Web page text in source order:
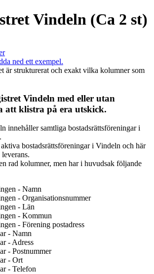
Vindeln (Ca 2 st)
ned ett exempel.
är strukturerat och exakt vilka kolumner som
Vindeln med eller utan
att klistra på era utskick.
innehåller samtliga bostadsrättsföreningar i
bostadsrättsföreningar i Vindeln och här
rad kolumner, men har i huvudsak följande
- Namn
- Organisationsnummer
- Län
- Kommun
- Förening postadress
- Namn
- Adress
- Postnummer
- Ort
- Telefon